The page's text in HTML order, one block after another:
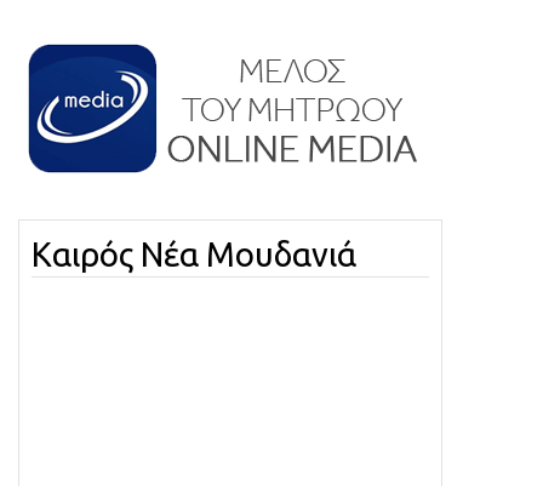
Καιρός Νέα Μουδανιά